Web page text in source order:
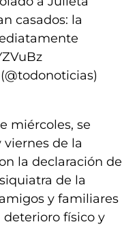
casados: la
miércoles, se
viernes de la
la declaración de
de la
y familiares
físico y